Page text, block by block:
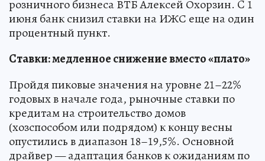
розничного бизнеса ВТБ Алексей Охорзин. C 1
июня банк снизил ставки на ИЖС еще на один
процентный пункт.
Ставки: медленное снижение вместо «плато»
Пройдя пиковые значения на уровне 21–22%
годовых в начале года, рыночные ставки по
кредитам на строительство домов
(хозспособом или подрядом) к концу весны
опустились в диапазон 18–19,5%. Основной
драйвер — адаптация банков к ожиданиям по